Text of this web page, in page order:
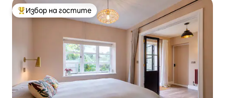
Най-популярен избор на гостите
Избор на гостите